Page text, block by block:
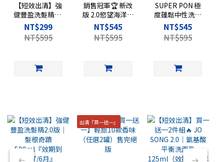
【短效出清】強
健豐盈洗髮精2.0
版｜髮根奇蹟
500ml『效期到
2027/6月』
NT$299
NT$595
銷售冠軍🏆 新改
版 2.0慾望海洋香
水沐浴乳｜
500ml
NT$545
NT$595
SUPER PON 極
度蓬鬆中性洗髮
精2.0版｜東方木
質 500ml
NT$545
NT$595
出清『買一送一』